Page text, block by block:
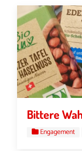
Bittere
Engagement